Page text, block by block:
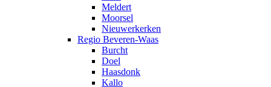
Meldert
Moorsel
Nieuwerkerken
Regio Beveren-Waas
Burcht
Doel
Haasdonk
Kallo